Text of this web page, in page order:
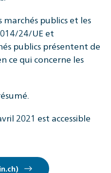
marchés publics et les
24/UE et
publics présentent de
ce qui concerne les
2021 est accessible